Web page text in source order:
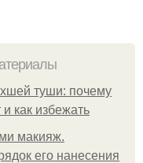
туши: почему
как избежать
макияж.
его нанесения